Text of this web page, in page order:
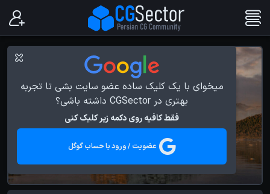
میخوای با یک کلیک ساده عضو سایت بشی تا تجربه
بهتری در CGSector داشته باشی؟
فقط کافیه روی دکمه زیر کلیک کنی
عضویت / ورود با حساب گوگل